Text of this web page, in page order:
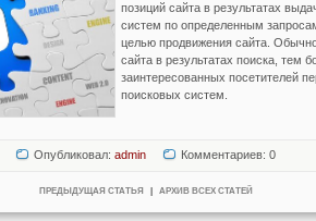
позиций сайта в результатах
систем по определенным
целью продвижения сайта.
сайта в результатах поиска, тем
заинтересованных посетителей
поисковых систем.
Опубликовал: admin Комментариев: 0
ПРЕДЫДУЩАЯ СТАТЬЯ АРХИВ ВСЕХ СТАТЕЙ